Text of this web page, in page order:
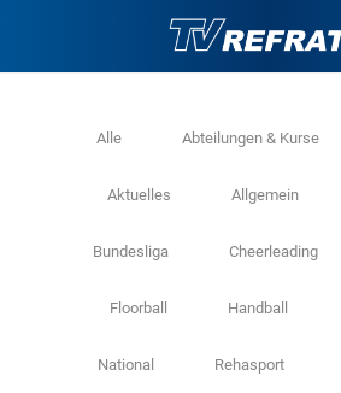
Alle Abteilungen & Kurse
Aktuelles Allgemein
Bundesliga Cheerleading
Floorball Handball
National Rehasport